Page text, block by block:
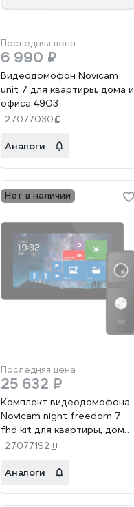
Последняя цена
6 990 ₽
Видеодомофон Novicam
unit 7 для квартиры, дома и
офиса 4903
27077030
Аналоги
Нет в наличии
Последняя цена
25 632 ₽
Комплект видеодомофона
Novicam night freedom 7
fhd kit для квартиры, дома
и офиса 4226
27077192
Аналоги